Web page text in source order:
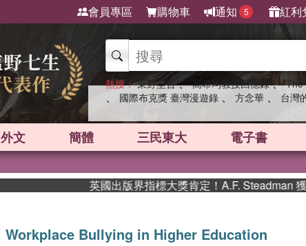
會員專區 購物車 通知 5 紅利
熱搜： 東野圭吾 、 高希均教授回憶錄 、 The
、 國際布克獎 臺灣漫遊錄 、 方念華 、 台灣
外文 簡體 三民東大 電子書
英國出版界指標大獎肯定！A.F. Steadman 獲年
Workplace Bullying in Higher Education